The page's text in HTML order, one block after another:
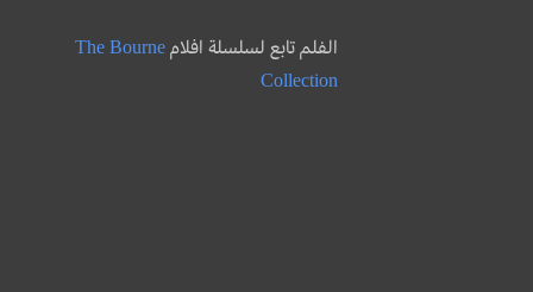
الفلم تابع لسلسلة افلامThe Bourne
Collection